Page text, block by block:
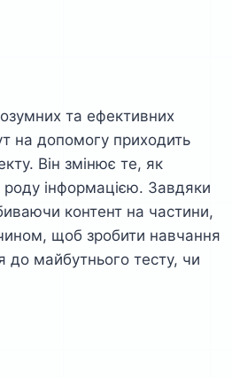
та ефективних
на допомогу приходить
Він змінює те, як
роду інформацією. Завдяки
контент на частини,
щоб зробити навчання
до майбутнього тесту, чи